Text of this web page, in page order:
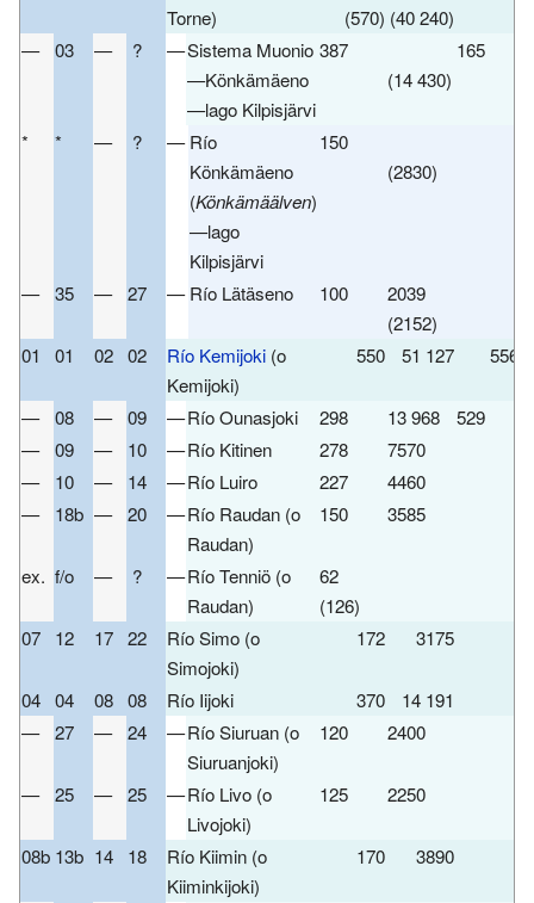
Torne)
(570) (40 240)
— 03 — ? —Sistema Muonio
—Könkämäeno
—lago Kilpisjärvi
387
(14 430)
165
* * — ? — Río
Könkämäeno
(Könkämäälven)
—lago
Kilpisjärvi
150
(2830)
— 35 — 27 — Río Lätäseno 100
2039
(2152)
01 01 02 02 Río Kemijoki (o
Kemijoki)
550 51 127 556
— 08 — 09 —Río Ounasjoki 298 13 968 529
—
09 — 10 —Río Kitinen 278 7570
—
10 — 14 —Río Luiro 227 4460
—
18b — 20 —Río Raudan (o
Raudan)
150 3585
ex. f/o — ? —Río Tenniö (o
Raudan)
62
(126)
07 12 17 22
Río Simo (o
Simojoki)
172 3175
04 04 08 08 Río Iijoki 370 14 191
—
27 — 24 —Río Siuruan (o
Siuruanjoki)
120 2400
— 25 — 25 —Río Livo (o
Livojoki)
125 2250
08b 13b 14 18
Río Kiimin (o
Kiiminkijoki)
170 3890